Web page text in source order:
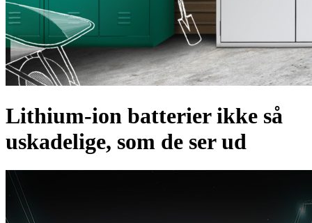
Lithium-ion batterier ikke så
uskadelige, som de ser ud